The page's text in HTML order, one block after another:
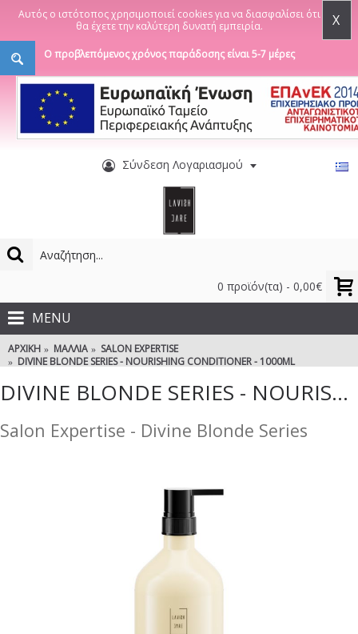
Αυτός ο ιστότοπος χρησιμοποιεί cookies για να διασφαλίσει ότι
θα έχετε την καλύτερη δυνατή εμπειρία.
X
Ο προβλεπόμενος χρόνος παράδοσης είναι 5-7 μέρες
Σύνδεση Λογαριασμού
0 προϊόν(τα) - 0,00€
MENU
ΑΡΧΙΚΉ ΜΑΛΛΙΆ
SALON EXPERTISE
DIVINE BLONDE SERIES - NOURISHING CONDITIONER - 1000ML
DIVINE BLONDE SERIES - NOURISHING CONDITIONER - 1000ML
Salon Expertise - Divine Blonde Series